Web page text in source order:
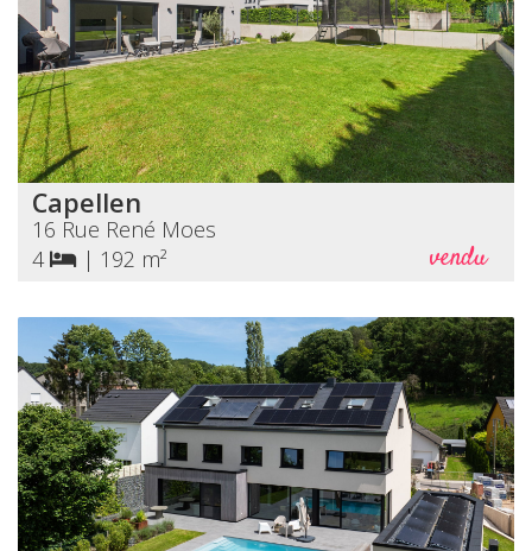
Capellen
16 Rue René Moes
4
| 192 m² vendu